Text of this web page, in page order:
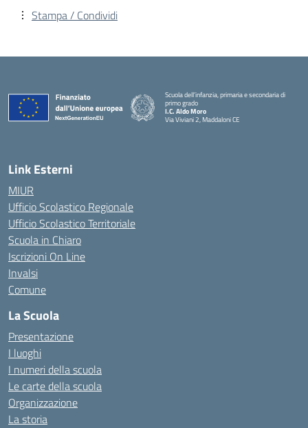
Stampa / Condividi
Scuola dell’infanzia, primaria e secondaria di
primo grado
I.C. Aldo Moro
Via Viviani 2, Maddaloni CE
Link Esterni
MIUR
Ufficio Scolastico Regionale
Ufficio Scolastico Territoriale
Scuola in Chiaro
Iscrizioni On Line
Invalsi
Comune
La Scuola
Presentazione
I luoghi
I numeri della scuola
Le carte della scuola
Organizzazione
La storia